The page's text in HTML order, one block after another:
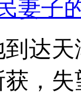
妻子
达
，